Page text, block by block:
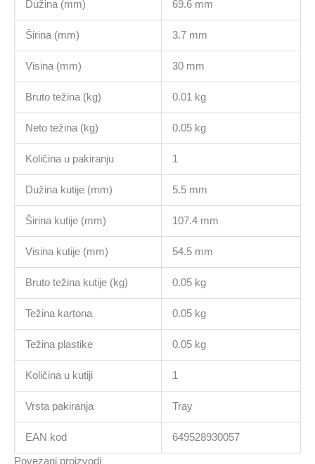
Dužina (mm) 69.6 mm
Širina (mm) 3.7 mm
Visina (mm) 30 mm
Bruto težina (kg) 0.01 kg
Neto težina (kg) 0.05 kg
Količina u pakiranju 1
Dužina kutije (mm) 5.5 mm
Širina kutije (mm) 107.4 mm
Visina kutije (mm) 54.5 mm
Bruto težina kutije (kg) 0.05 kg
Težina kartona 0.05 kg
Težina plastike 0.05 kg
Količina u kutiji 1
Vrsta pakiranja Tray
EAN kod 649528930057
Povezani proizvodi